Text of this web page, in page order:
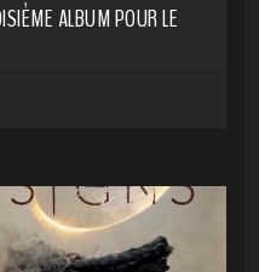
ALBUM POUR LE